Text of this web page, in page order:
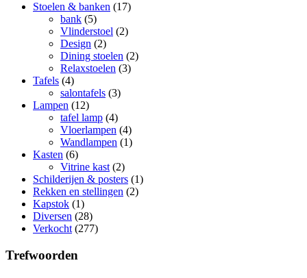
Stoelen & banken (17)
bank (5)
Vlinderstoel (2)
Design (2)
Dining stoelen (2)
Relaxstoelen (3)
Tafels (4)
salontafels (3)
Lampen (12)
tafel lamp (4)
Vloerlampen (4)
Wandlampen (1)
Kasten (6)
Vitrine kast (2)
Schilderijen & posters (1)
Rekken en stellingen (2)
Kapstok (1)
Diversen (28)
Verkocht (277)
Trefwoorden